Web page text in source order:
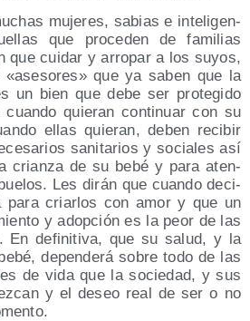
muje­res, sabias e inte­li­gen­
que pro­ce­den de fami­lias
que cui­dar y arro­par a los suyos,
«ase­so­res» que ya saben que la
un bien que debe ser pro­te­gi­do
quie­ran con­ti­nuar con su
ellas quie­ran, deben reci­bir
sani­ta­rios y socia­les así
crian­za de su bebé y para aten­
Les dirán que cuan­do deci­
para criar­los con amor y que un
y adop­ción es la peor de las
En defi­ni­ti­va, que su salud, y la
depen­de­rá sobre todo de las
de vida que la socie­dad, y sus
y el deseo real de ser o no